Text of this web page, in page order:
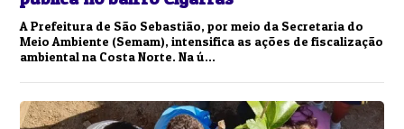
A Prefeitura de São Sebastião, por meio da Secretaria do
Meio Ambiente (Semam), intensifica as ações de fiscalização
ambiental na Costa Norte. Na ú...